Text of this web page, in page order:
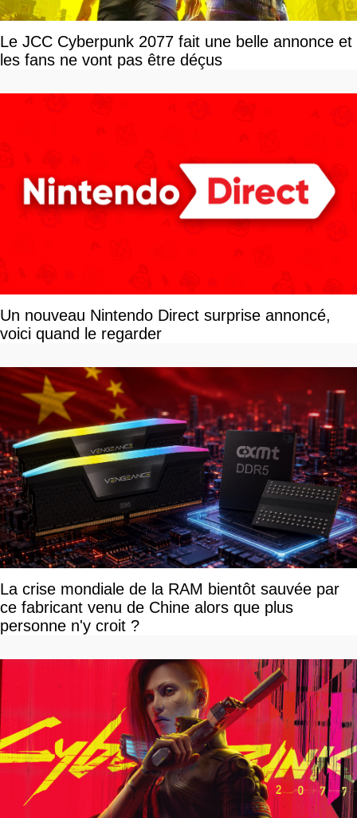
Le JCC Cyberpunk 2077 fait une belle annonce et
les fans ne vont pas être déçus
Un nouveau Nintendo Direct surprise annoncé,
voici quand le regarder
La crise mondiale de la RAM bientôt sauvée par
ce fabricant venu de Chine alors que plus
personne n'y croit ?